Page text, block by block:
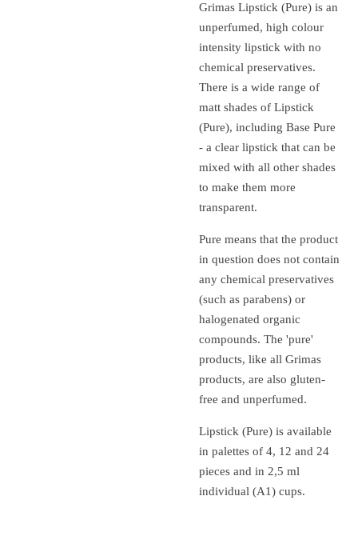
Grimas Lipstick (Pure) is an
unperfumed, high colour
intensity lipstick with no
chemical preservatives.
There is a wide range of
matt shades of Lipstick
(Pure), including Base Pure
- a clear lipstick that can be
mixed with all other shades
to make them more
transparent.
Pure means that the product
in question does not contain
any chemical preservatives
(such as parabens) or
halogenated organic
compounds. The 'pure'
products, like all Grimas
products, are also gluten-
free and unperfumed.
Lipstick (Pure) is available
in palettes of 4, 12 and 24
pieces and in 2,5 ml
individual (A1) cups.